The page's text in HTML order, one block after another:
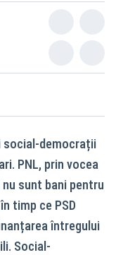
social-democrații
PNL, prin vocea
sunt bani pentru
timp ce PSD
întregului
Social-